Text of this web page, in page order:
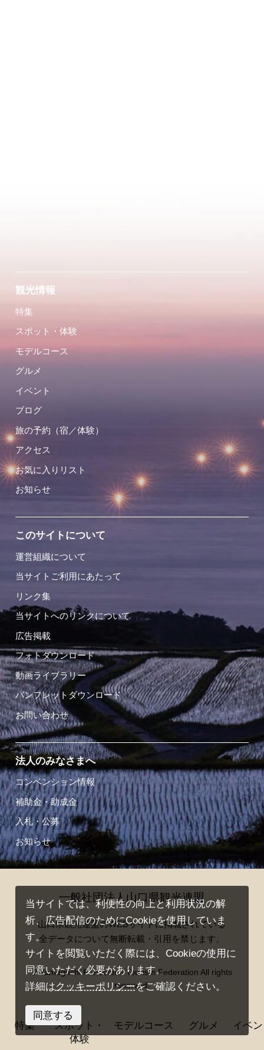
観光情報
特集
スポット・体験
モデルコース
グルメ
イベント
ブログ
旅の予約（宿／体験）
アクセス
お気に入りリスト
お知らせ
このサイトについて
運営組織について
当サイトご利用にあたって
リンク集
当サイトへのリンクについて
広告掲載
フォトダウンロード
動画ライブラリー
パンフレットダウンロード
お問い合わせ
法人のみなさまへ
コンベンション情報
補助金・助成金
入札・公募
お知らせ
一般社団法人山口県観光連盟
山口県観光連盟のWEBサイトに掲載されている
全データについて無断転載・引用を禁じます。
© Yamaguchi Prefectural Tourism Federation All rights
reserved.
特集
スポット・
体験
モデルコース グルメ イベ
当サイトでは、利便性の向上と利用状況の解
析、広告配信のためにCookieを使用していま
す。
サイトを閲覧いただく際には、Cookieの使用に
同意いただく必要があります。
詳細はクッキーポリシーをご確認ください。
同意する